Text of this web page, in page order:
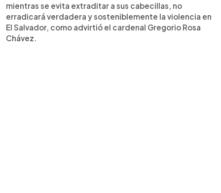
mientras se evita extraditar a sus cabecillas, no
erradicará verdadera y sosteniblemente la violencia en
El Salvador, como advirtió el cardenal Gregorio Rosa
Chávez.